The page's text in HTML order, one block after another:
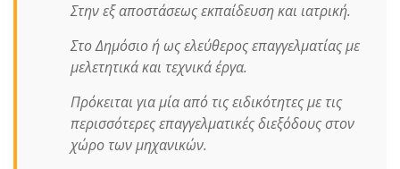
Στην εξ αποστάσεως εκπαίδευση και ιατρική.
Στο Δημόσιο ή ως ελεύθερος επαγγελματίας με
μελετητικά και τεχνικά έργα.
Πρόκειται για μία από τις ειδικότητες με τις
περισσότερες επαγγελματικές διεξόδους στον
χώρο των μηχανικών.